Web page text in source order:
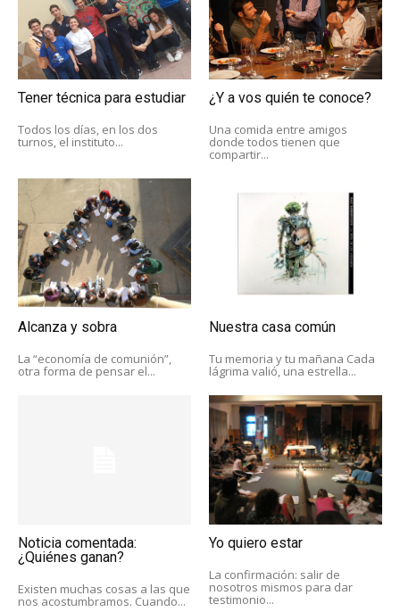
Tener técnica para estudiar
Todos los días, en los dos
turnos, el instituto...
¿Y a vos quién te conoce?
Una comida entre amigos
donde todos tienen que
compartir...
Alcanza y sobra
La “economía de comunión”,
otra forma de pensar el...
Nuestra casa común
Tu memoria y tu mañana Cada
lágrima valió, una estrella...
Noticia comentada:
¿Quiénes ganan?
Existen muchas cosas a las que
nos acostumbramos. Cuando...
Yo quiero estar
La confirmación: salir de
nosotros mismos para dar
testimonio...